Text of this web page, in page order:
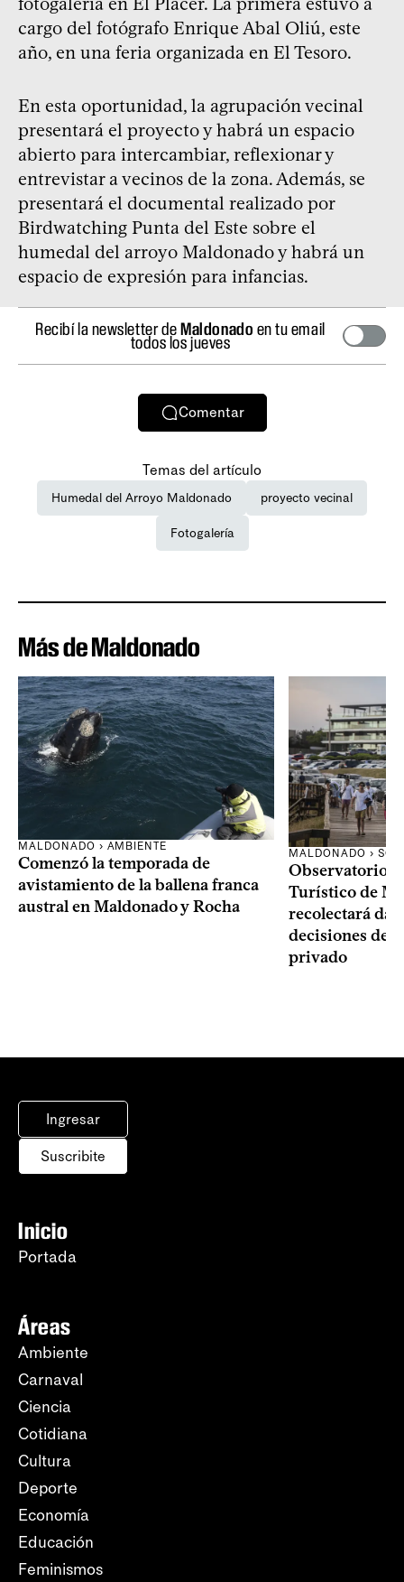
cargo del fotógrafo Enrique Abal Oliú, este
año, en una feria organizada en El Tesoro.
En esta oportunidad, la agrupación vecinal
presentará el proyecto y habrá un espacio
abierto para intercambiar, reflexionar y
entrevistar a vecinos de la zona. Además, se
presentará el documental realizado por
Birdwatching Punta del Este sobre el
humedal del arroyo Maldonado y habrá un
espacio de expresión para infancias.
Recibí la newsletter deMaldonado en tu email
todos los jueves
Comentar
Temas del artículo
Humedal del Arroyo Maldonado proyecto vecinal
Fotogalería
Más de Maldonado
MALDONADO › AMBIENTE
Comenzó la temporada de
avistamiento de la ballena franca
austral en Maldonado y Rocha
MALDONADO ›
Observatorio
Turístico de
recolectará
decisiones del
privado
Ingresar
Suscribite
Inicio
Portada
Áreas
Ambiente
Carnaval
Ciencia
Cotidiana
Cultura
Deporte
Economía
Educación
Feminismos